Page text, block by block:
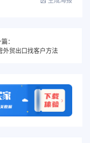
：
外贸出口找客户方法